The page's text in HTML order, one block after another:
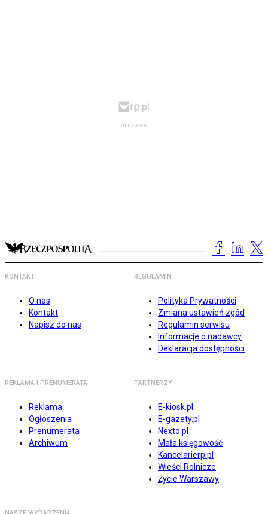
KONTAKT
O nas
Kontakt
Napisz do nas
REGULAMIN
Polityka Prywatności
Zmiana ustawień zgód
Regulamin serwisu
Informacje o nadawcy
Deklaracja dostępności
REKLAMA I PRENUMERATA
Reklama
Ogłoszenia
Prenumerata
Archiwum
PARTNERZY
E-kiosk.pl
E-gazety.pl
Nexto.pl
Mała księgowość
Kancelarierp.pl
Wieści Rolnicze
Życie Warszawy